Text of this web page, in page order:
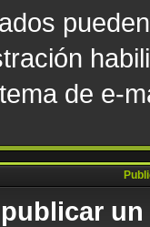
de e-